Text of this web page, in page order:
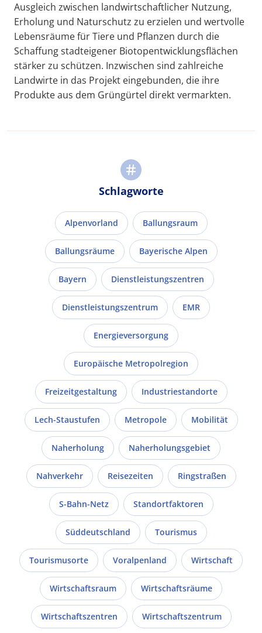
Ausgleich zwischen landwirtschaftlicher Nutzung,
Erholung und Naturschutz zu erzielen und wertvolle
Lebensräume für Tiere und Pflanzen durch die
Schaffung stadteigener Biotopentwicklungsflächen
stärker zu schützen. Inzwischen sind zahlreiche
Landwirte in das Projekt eingebunden, die ihre
Produkte aus dem Grüngürtel direkt vermarkten.
Schlagworte
Alpenvorland Ballungsraum
Ballungsräume Bayerische Alpen
Bayern Dienstleistungszentren
Dienstleistungszentrum EMR
Energieversorgung
Europäische Metropolregion
Freizeitgestaltung Industriestandorte
Lech-Staustufen Metropole Mobilität
Naherholung Naherholungsgebiet
Nahverkehr Reisezeiten Ringstraßen
S-Bahn-Netz Standortfaktoren
Süddeutschland Tourismus
Tourismusorte Voralpenland Wirtschaft
Wirtschaftsraum Wirtschaftsräume
Wirtschaftszentren Wirtschaftszentrum